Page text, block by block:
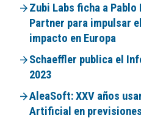
Zubi Labs ficha a
Partner para impulsar
impacto en Europa
Schaeffler publica el
2023
AleaSoft: XXV años
Artificial en